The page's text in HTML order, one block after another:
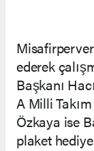
ederek
Başkanı
A Milli
Özkaya ise
plaket